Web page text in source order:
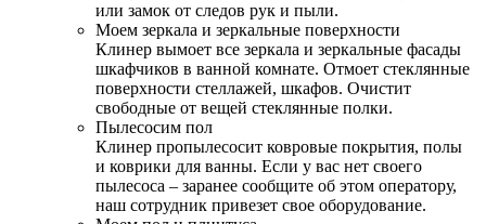
или замок от следов рук и пыли.
Моем зеркала и зеркальные поверхности
Клинер вымоет все зеркала и зеркальные фасады
шкафчиков в ванной комнате. Отмоет стеклянные
поверхности стеллажей, шкафов. Очистит
свободные от вещей стеклянные полки.
Пылесосим пол
Клинер пропылесосит ковровые покрытия, полы
и коврики для ванны. Если у вас нет своего
пылесоса – заранее сообщите об этом оператору,
наш сотрудник привезет свое оборудование.